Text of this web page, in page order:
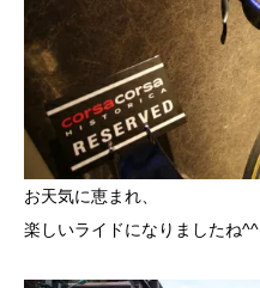
お天気に恵まれ、
楽しいライドになりましたね^^